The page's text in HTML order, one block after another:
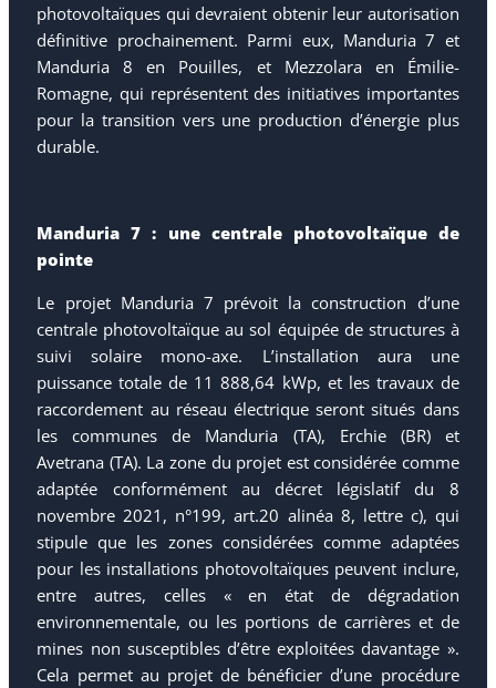
photovoltaïques qui devraient obtenir leur autorisation
définitive prochainement. Parmi eux, Manduria 7 et
Manduria 8 en Pouilles, et Mezzolara en Émilie-
Romagne, qui représentent des initiatives importantes
pour la transition vers une production d’énergie plus
durable.
Manduria 7 : une centrale photovoltaïque de
pointe
Le projet Manduria 7 prévoit la construction d’une
centrale photovoltaïque au sol équipée de structures à
suivi solaire mono-axe. L’installation aura une
puissance totale de 11 888,64 kWp, et les travaux de
raccordement au réseau électrique seront situés dans
les communes de Manduria (TA), Erchie (BR) et
Avetrana (TA). La zone du projet est considérée comme
adaptée conformément au décret législatif du 8
novembre 2021, n°199, art.20 alinéa 8, lettre c), qui
stipule que les zones considérées comme adaptées
pour les installations photovoltaïques peuvent inclure,
entre autres, celles « en état de dégradation
environnementale, ou les portions de carrières et de
mines non susceptibles d’être exploitées davantage ».
Cela permet au projet de bénéficier d’une procédure